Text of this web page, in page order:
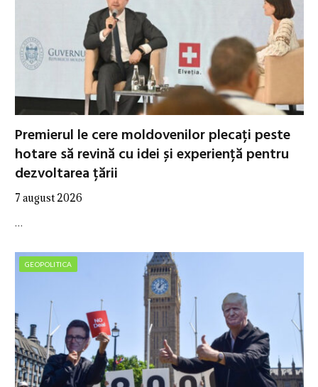
Premierul le cere moldovenilor plecați peste
hotare să revină cu idei și experiență pentru
dezvoltarea țării
7 august 2026
…
GEOPOLITICA